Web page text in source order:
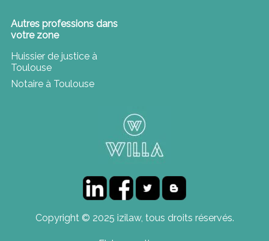
Autres professions dans
votre zone
Huissier de justice à
Toulouse
Notaire à Toulouse
Copyright © 2025 izilaw, tous droits réservés.